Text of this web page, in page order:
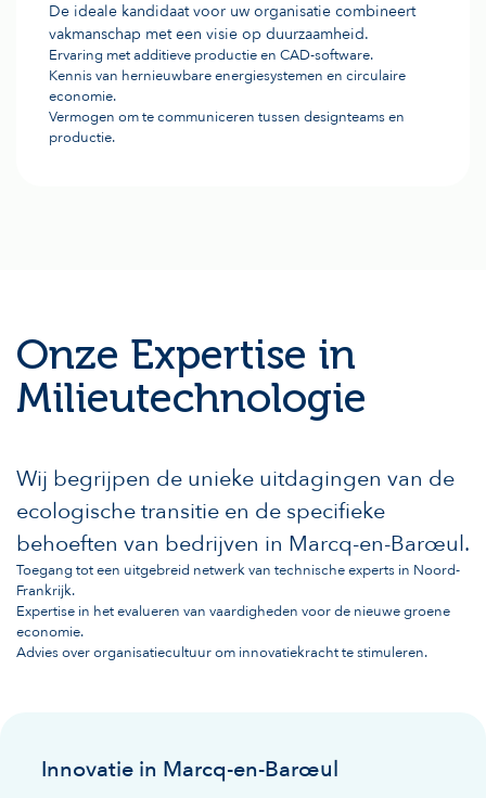
De ideale kandidaat voor uw organisatie combineert
vakmanschap met een visie op duurzaamheid.
Ervaring met additieve productie en CAD-software.
Kennis van hernieuwbare energiesystemen en circulaire
economie.
Vermogen om te communiceren tussen designteams en
productie.
Onze Expertise in
Milieutechnologie
Wij begrijpen de unieke uitdagingen van de
ecologische transitie en de specifieke
behoeften van bedrijven in Marcq-en-Barœul.
Toegang tot een uitgebreid netwerk van technische experts in Noord-
Frankrijk.
Expertise in het evalueren van vaardigheden voor de nieuwe groene
economie.
Advies over organisatiecultuur om innovatiekracht te stimuleren.
Innovatie in Marcq-en-Barœul